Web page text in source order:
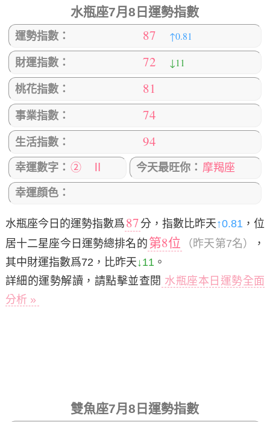
水瓶座7月8日運勢指數
運勢指數： 87 ↑0.81
財運指數： 72 ↓11
桃花指數： 81
事業指數： 74
生活指數： 94
幸運數字： ② Ⅱ 今天最旺你： 摩羯座
幸運顔色：
水瓶座今日的運勢指數爲 87分，指數比昨天↑0.81 ，位
居十二星座今日運勢總排名的 第8位 （昨天第7名）
，
其中財運指數爲72，比昨天↓11。
詳細的運勢解讀，請點擊並查閱 水瓶座本日運勢全面
分析 »
雙魚座7月8日運勢指數